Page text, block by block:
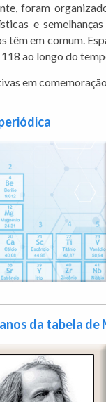
foram
e
têm em comum.
ao longo do
em
da tabela de